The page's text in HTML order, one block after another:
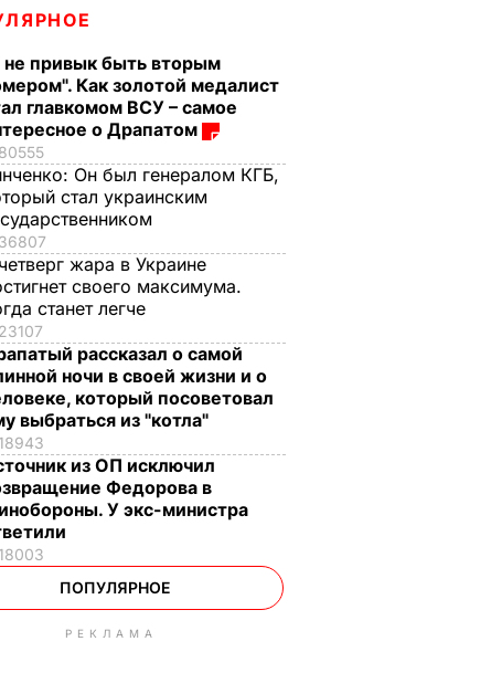
не привык быть вторым
Как золотой медалист
главкомом ВСУ – самое
о Драпатом
80555
Он был генералом КГБ,
стал украинским
36807
жара в Украине
своего максимума.
станет легче
23107
рассказал о самой
ночи в своей жизни и о
который посоветовал
выбраться из "котла"
18943
из ОП исключил
Федорова в
У экс-министра
18003
ПОПУЛЯРНОЕ
РЕКЛАМА